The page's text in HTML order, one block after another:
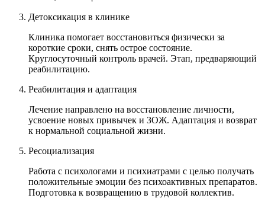
Детоксикация в клинике
Клиника помогает восстановиться физически за
короткие сроки, снять острое состояние.
Круглосуточный контроль врачей. Этап, предваряющий
реабилитацию.
Реабилитация и адаптация
Лечение направлено на восстановление личности,
усвоение новых привычек и ЗОЖ. Адаптация и возврат
к нормальной социальной жизни.
Ресоциализация
Работа с психологами и психиатрами с целью получать
положительные эмоции без психоактивных препаратов.
Подготовка к возвращению в трудовой коллектив.